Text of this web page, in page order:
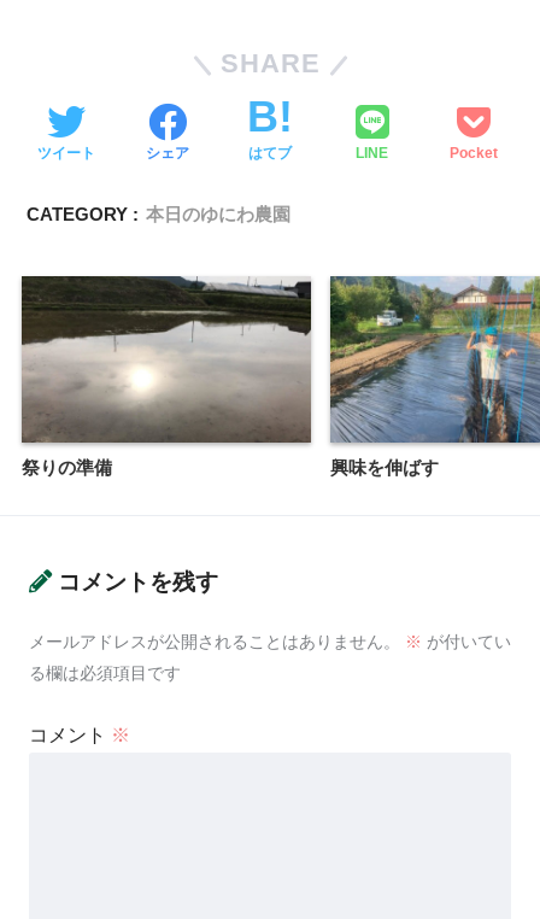
SHARE
ツイート シェア はてブ LINE Pocket
CATEGORY : 本日のゆにわ農園
祭りの準備 興味を伸ばす
コメントを残す
メールアドレスが公開されることはありません。 ※ が付いてい
る欄は必須項目です
コメント ※